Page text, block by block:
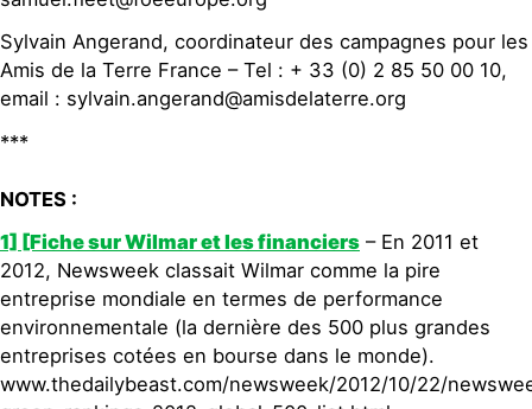
Sylvain Angerand, coordinateur des campagnes pour les
Amis de la Terre France – Tel : + 33 (0) 2 85 50 00 10,
email : sylvain.angerand@amisdelaterre.org
***
NOTES :
1] [Fiche sur Wilmar et les financiers – En 2011 et
2012, Newsweek classait Wilmar comme la pire
entreprise mondiale en termes de performance
environnementale (la dernière des 500 plus grandes
entreprises cotées en bourse dans le monde).
www.thedailybeast.com/newsweek/2012/10/22/